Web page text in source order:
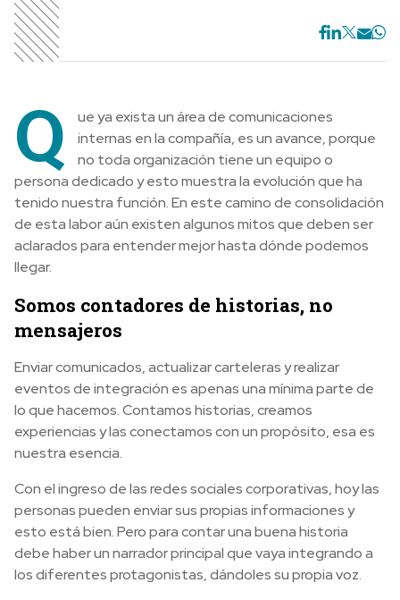
Q
ue ya exista un área de comunicaciones
internas en la compañía, es un avance, porque
no toda organización tiene un equipo o
persona dedicado y esto muestra la evolución que ha
tenido nuestra función. En este camino de consolidación
de esta labor aún existen algunos mitos que deben ser
aclarados para entender mejor hasta dónde podemos
llegar.
Somos contadores de historias, no
mensajeros
Enviar comunicados, actualizar carteleras y realizar
eventos de integración es apenas una mínima parte de
lo que hacemos. Contamos historias, creamos
experiencias y las conectamos con un propósito, esa es
nuestra esencia.
Con el ingreso de las redes sociales corporativas, hoy las
personas pueden enviar sus propias informaciones y
esto está bien. Pero para contar una buena historia
debe haber un narrador principal que vaya integrando a
los diferentes protagonistas, dándoles su propia voz.